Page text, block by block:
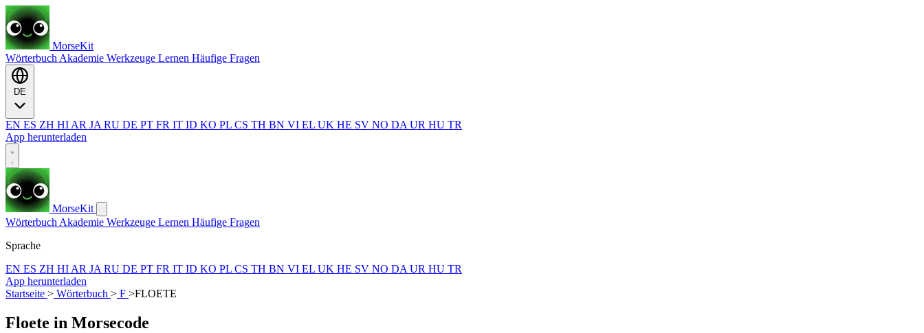
MorseKit
Wörterbuch Akademie Werkzeuge Lernen Häufige Fragen
EN ES ZH HI AR JA RU DE PT FR IT ID KO PL CS TH BN VI EL UK HE SV NO DA UR HU TR
App herunterladen
MorseKit
Wörterbuch Akademie Werkzeuge Lernen Häufige Fragen
Sprache
EN ES ZH HI AR JA RU DE PT FR IT ID KO PL CS TH BN VI EL UK HE SV NO DA UR HU TR
App herunterladen
Startseite > Wörterbuch > F >FLOETE
Floete in Morsecode